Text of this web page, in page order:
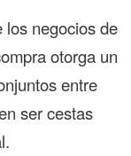
los negocios de
otorga un
entre
ser cestas